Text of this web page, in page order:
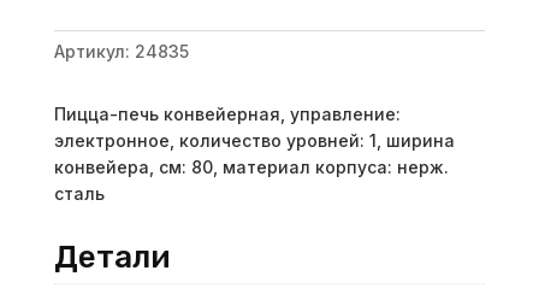
Артикул: 24835
Пицца-печь конвейерная, управление:
электронное, количество уровней: 1, ширина
конвейера, см: 80, материал корпуса: нерж.
сталь
Детали